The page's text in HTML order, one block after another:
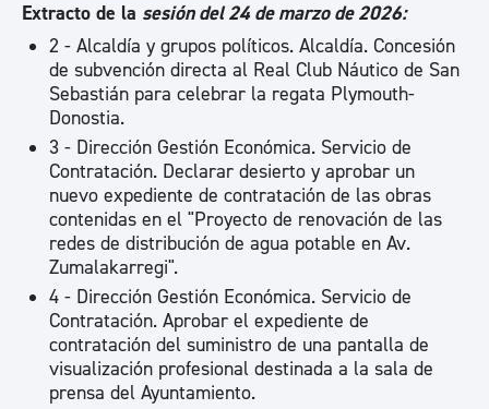
Extracto de la sesión del 24 de marzo de 2026:
2 - Alcaldía y grupos políticos. Alcaldía. Concesión
de subvención directa al Real Club Náutico de San
Sebastián para celebrar la regata Plymouth-
Donostia.
3 - Dirección Gestión Económica. Servicio de
Contratación. Declarar desierto y aprobar un
nuevo expediente de contratación de las obras
contenidas en el "Proyecto de renovación de las
redes de distribución de agua potable en Av.
Zumalakarregi".
4 - Dirección Gestión Económica. Servicio de
Contratación. Aprobar el expediente de
contratación del suministro de una pantalla de
visualización profesional destinada a la sala de
prensa del Ayuntamiento.